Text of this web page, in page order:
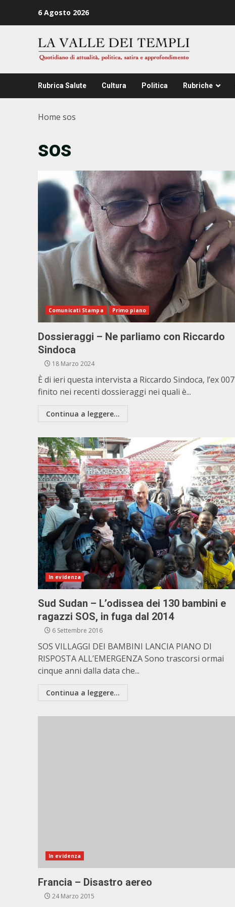
6 Agosto 2026
Rubrica Salute Cultura Politica Rubriche
Home sos
sos
Comunicati Stampa Primo piano
Dossieraggi – Ne parliamo con Riccardo
Sindoca
18 Marzo 2024
È di ieri questa intervista a Riccardo Sindoca, l’ex 007
finito nei recenti dossieraggi nei quali è...
Continua a leggere...
In evidenza
Sud Sudan – L’odissea dei 130 bambini e
ragazzi SOS, in fuga dal 2014
6 Settembre 2016
SOS VILLAGGI DEI BAMBINI LANCIA PIANO DI
RISPOSTA ALL’EMERGENZA Sono trascorsi ormai
cinque anni dalla data che...
Continua a leggere...
In evidenza
Francia – Disastro aereo
24 Marzo 2015